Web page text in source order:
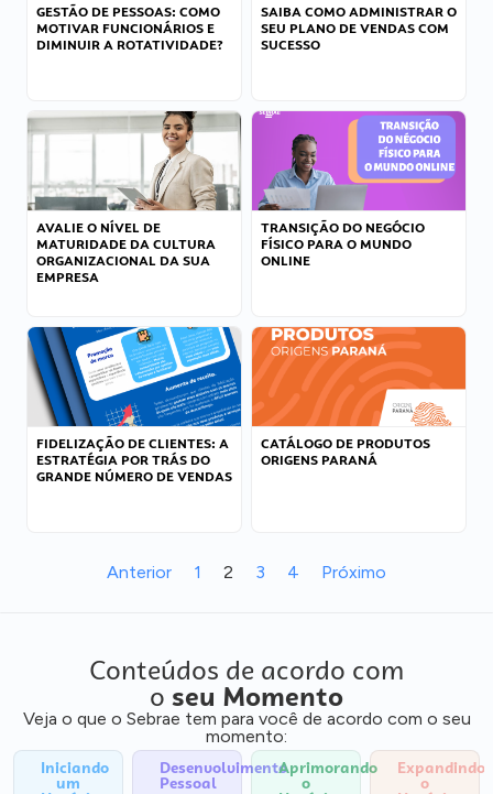
GESTÃO DE PESSOAS: COMO
MOTIVAR FUNCIONÁRIOS E
DIMINUIR A ROTATIVIDADE?
SAIBA COMO ADMINISTRAR O
SEU PLANO DE VENDAS COM
SUCESSO
AVALIE O NÍVEL DE
MATURIDADE DA CULTURA
ORGANIZACIONAL DA SUA
EMPRESA
TRANSIÇÃO DO NEGÓCIO
FÍSICO PARA O MUNDO
ONLINE
FIDELIZAÇÃO DE CLIENTES: A
ESTRATÉGIA POR TRÁS DO
GRANDE NÚMERO DE VENDAS
CATÁLOGO DE PRODUTOS
ORIGENS PARANÁ
Anterior 1 2 3 4 Próximo
Conteúdos de acordo com
o seu Momento
Veja o que o Sebrae tem para você de acordo com o seu
momento:
Iniciando
um
Desenvolvimento
Pessoal
Aprimorando
o
Expandindo
o